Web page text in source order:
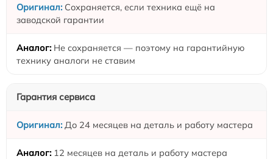
Сохраняется, если техника ещё на
заводской гарантии
Не сохраняется — поэтому на гарантийную
технику аналоги не ставим
Гарантия сервиса
До 24 месяцев на деталь и работу мастера
12 месяцев на деталь и работу мастера